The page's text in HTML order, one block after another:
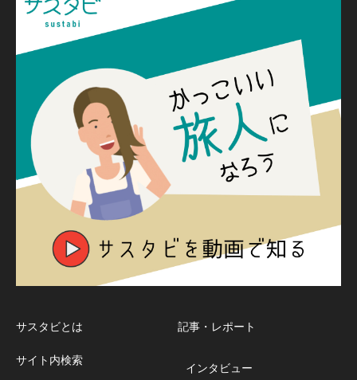
サスタビとは
サイト内検索
記事・レポート
インタビュー